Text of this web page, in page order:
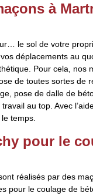
à
le sol de votre
déplacements au
Pour cela, nos
de toutes sortes de
pose de dalle de
au top. Avec
temps.
pour le
réalisés par des
pour le coulage de